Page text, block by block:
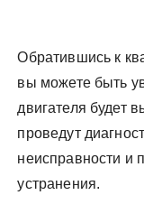
Обратившись к
вы можете быть
двигателя будет
проведут
неисправности и
устранения.